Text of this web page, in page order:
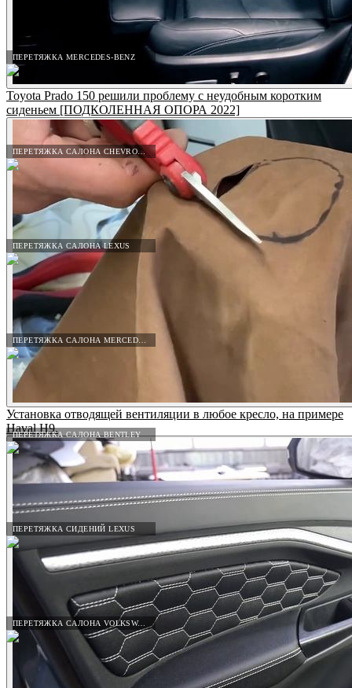
ПЕРЕТЯЖКА MERCEDES-BENZ
ПЕРЕТЯЖКА САЛОНА CHEVROLET
ПЕРЕТЯЖКА САЛОНА LEXUS
ПЕРЕТЯЖКА САЛОНА BENTLEY
ПЕРЕТЯЖКА СИДЕНИЙ LEXUS
ПЕРЕТЯЖКА САЛОНА VOLKSWAGEN
Toyota Prado 150 решили проблему с неудобным коротким
сиденьем [ПОДКОЛЕННАЯ ОПОРА 2022]
Установка отводящей вентиляции в любое кресло, на примере
Haval H9.